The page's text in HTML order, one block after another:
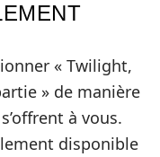
« Twilight,
» de manière
à vous.
disponible